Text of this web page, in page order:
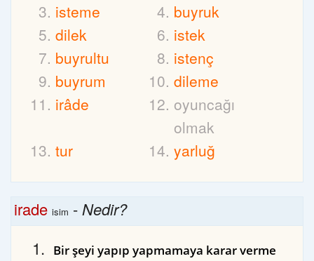
isteme
buyruk
dilek
istek
buyrultu
istenç
buyrum
dileme
irâde
oyuncağı
olmak
tur
yarluğ
irade isim -Nedir?
Bir şeyi yapıp yapmamaya karar verme